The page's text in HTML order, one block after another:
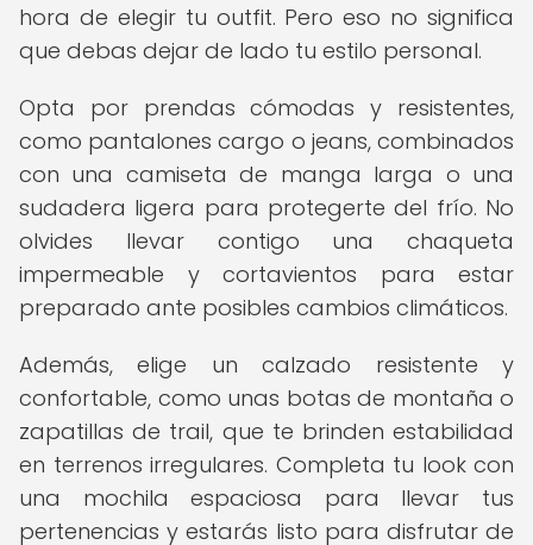
hora de elegir tu outfit. Pero eso no significa
que debas dejar de lado tu estilo personal.
Opta por prendas cómodas y resistentes,
como pantalones cargo o jeans, combinados
con una camiseta de manga larga o una
sudadera ligera para protegerte del frío. No
olvides llevar contigo una chaqueta
impermeable y cortavientos para estar
preparado ante posibles cambios climáticos.
Además, elige un calzado resistente y
confortable, como unas botas de montaña o
zapatillas de trail, que te brinden estabilidad
en terrenos irregulares. Completa tu look con
una mochila espaciosa para llevar tus
pertenencias y estarás listo para disfrutar de